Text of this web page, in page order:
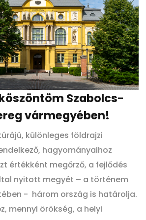
Szabolcs-
vármegyében!
különleges földrajzi
hagyományaihoz
értékként megőrző, a fejlődés
nyitott megyét – a történem
- három ország is határolja.
mennyi örökség, a helyi